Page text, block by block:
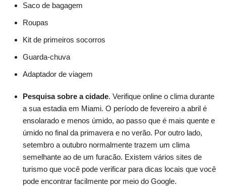
Saco de bagagem
Roupas
Kit de primeiros socorros
Guarda-chuva
Adaptador de viagem
Pesquisa sobre a cidade. Verifique online o clima durante
a sua estadia em Miami. O período de fevereiro a abril é
ensolarado e menos úmido, ao passo que é mais quente e
úmido no final da primavera e no verão. Por outro lado,
setembro a outubro normalmente trazem um clima
semelhante ao de um furacão. Existem vários sites de
turismo que você pode verificar para dicas locais que você
pode encontrar facilmente por meio do Google.